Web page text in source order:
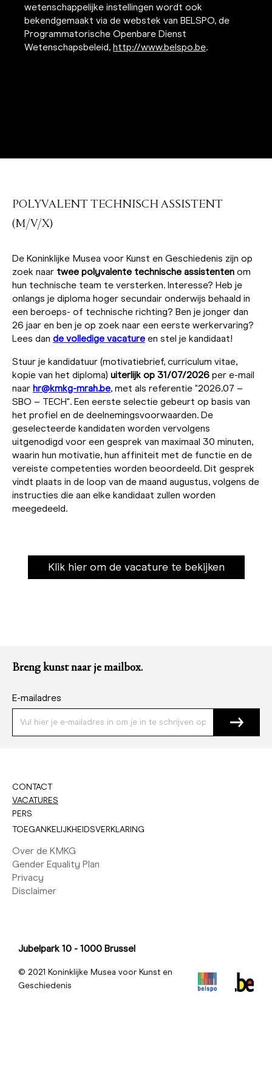
wetenschappelijke instellingen wordt ook
bekendgemaakt via de webstek van BELSPO, de
Programmatorische Openbare Dienst
Wetenschapsbeleid, http://www.belspo.be.
POLYVALENT TECHNISCH ASSISTENT
(M/V/X)
De Koninklijke Musea voor Kunst en Geschiedenis zijn op
zoek naar twee polyvalente technische assistenten om
hun technische team te versterken. Interesse? Heb je
onlangs je diploma hoger secundair onderwijs behaald in
een beroeps- of technische richting? Ben je jonger dan
26 jaar en ben je op zoek naar een eerste werkervaring?
Lees dan de volledige vacature en stel je kandidaat!
Stuur je kandidatuur (motivatiebrief, curriculum vitae,
kopie van het diploma) uiterlijk op 31/07/2026 per e-mail
naar hr@kmkg-mrah.be, met als referentie "2026.07 –
SBO – TECH". Een eerste selectie gebeurt op basis van
het profiel en de deelnemingsvoorwaarden. De
geselecteerde kandidaten worden vervolgens
uitgenodigd voor een gesprek van maximaal 30 minuten,
waarin hun motivatie, hun affiniteit met de functie en de
vereiste competenties worden beoordeeld. Dit gesprek
vindt plaats in de loop van de maand augustus, volgens de
instructies die aan elke kandidaat zullen worden
meegedeeld.
Klik hier om de vacature te bekijken
Breng kunst naar je mailbox.
E-mailadres
CONTACT
VACATURES
PERS
TOEGANKELIJKHEIDSVERKLARING
Over de KMKG
Gender Equality Plan
Privacy
Disclaimer
Jubelpark 10 - 1000 Brussel
© 2021 Koninklijke Musea voor Kunst en
Geschiedenis